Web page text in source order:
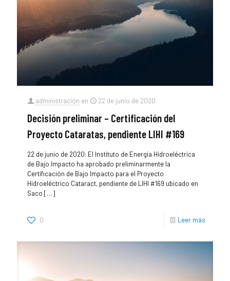
administración en 22 de junio de 2020
Decisión preliminar – Certificación del
Proyecto Cataratas, pendiente LIHI #169
22 de junio de 2020: El Instituto de Energía Hidroeléctrica
de Bajo Impacto ha aprobado preliminarmente la
Certificación de Bajo Impacto para el Proyecto
Hidroeléctrico Cataract, pendiente de LIHI #169 ubicado en
Saco […]
0 Leer más